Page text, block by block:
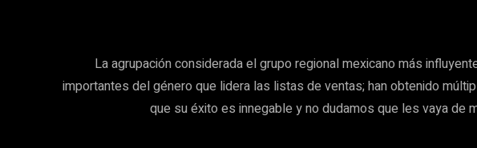
La agrupación considerada el grupo regional mexicano más
importantes del género que lidera las listas de ventas; han obtenido
que su éxito es innegable y no dudamos que les vaya de